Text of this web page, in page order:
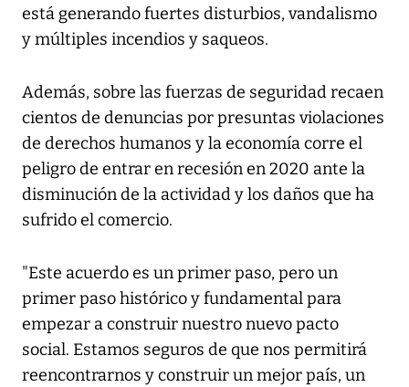
está generando fuertes disturbios, vandalismo
y múltiples incendios y saqueos.
Además, sobre las fuerzas de seguridad recaen
cientos de denuncias por presuntas violaciones
de derechos humanos y la economía corre el
peligro de entrar en recesión en 2020 ante la
disminución de la actividad y los daños que ha
sufrido el comercio.
"Este acuerdo es un primer paso, pero un
primer paso histórico y fundamental para
empezar a construir nuestro nuevo pacto
social. Estamos seguros de que nos permitirá
reencontrarnos y construir un mejor país, un